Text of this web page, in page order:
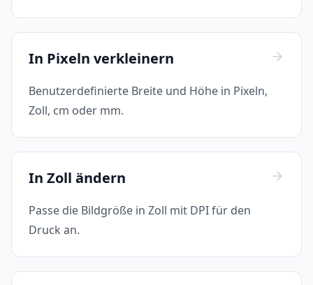
In Pixeln verkleinern
Benutzerdefinierte Breite und Höhe in Pixeln,
Zoll, cm oder mm.
In Zoll ändern
Passe die Bildgröße in Zoll mit DPI für den
Druck an.